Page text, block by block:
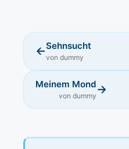
←Sehnsucht
von dummy
Meinem Mond
von dummy →